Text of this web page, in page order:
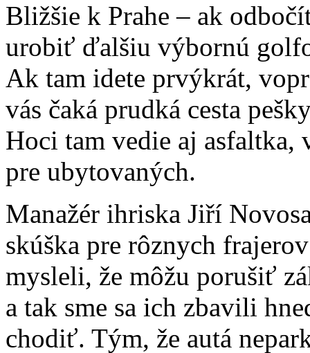
Bližšie k Prahe – ak
urobiť ďalšiu výbornú
Ak tam idete prvýkrát,
vás čaká prudká cesta
Hoci tam vedie aj asfaltka,
pre ubytovaných.
Manažér ihriska Jiří
skúška pre rôznych
mysleli, že môžu porušiť
a tak sme sa ich zbavili
chodiť. Tým, že autá